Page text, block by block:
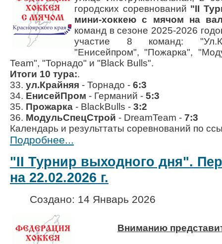
городских соревнований "II
мини-хоккею с мячом на
команд в сезоне 2025-2026
участие 8 команд:
"Енисейпром","Пожарка",
Team", "Торнадо" и "Black Bulls".
Итоги 10 тура:.
33. ул.Крайняя - Торнадо - 6:3
34. ЕнисейПром - Германий - 5:3
35. Прожарка - BlackBulls - 3:2
36. МодульСпецСтрой - DreamTeam - 7:3
Календарь и результтаты соревнований по
Подробнее...
"II Турнир выходного дня".
на 22.02.2026 г.
Создано: 14 Январь 2026
Вниманию